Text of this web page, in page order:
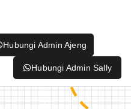
Hubungi Admin Ajeng
Hubungi Admin Sally